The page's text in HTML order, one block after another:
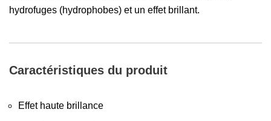
hydrofuges (hydrophobes) et un effet brillant.
Caractéristiques du produit
Effet haute brillance